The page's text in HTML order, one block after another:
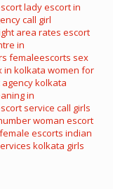
ladyescort in
call girl
area rates escort
in
femaleescorts sex
in kolkata women for
kolkata
in
service call girls
woman escort
escorts indian
kolkata girls